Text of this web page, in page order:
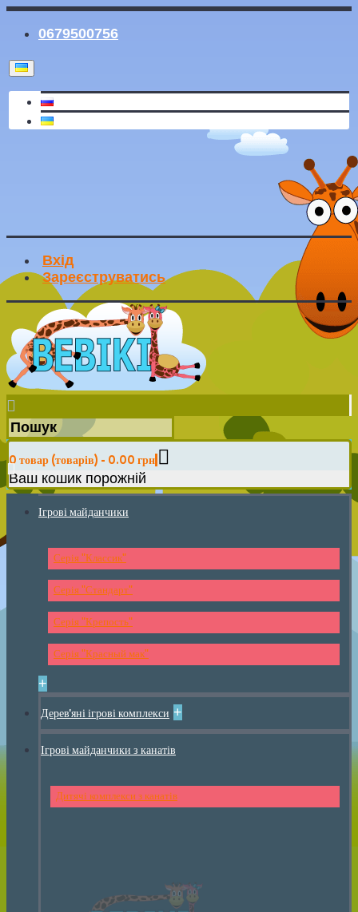
0679500756
Вхід
Зареєструватись
0 товар (товарів) - 0.00 грн
Ваш кошик порожній
Ігрові майданчики
Серія "Классик"
Серія "Стандарт"
Серія "Крепость"
Серія "Красный мак"
+
Дерев'яні ігрові комплекси +
Ігрові майданчики з канатів
Дитячі комплекси з канатів